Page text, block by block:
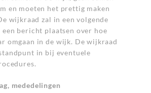
en moeten het prettig maken
wijkraad zal in een volgende
een bericht plaatsen over hoe
omgaan in de wijk. De wijkraad
in bij eventuele
mededelingen